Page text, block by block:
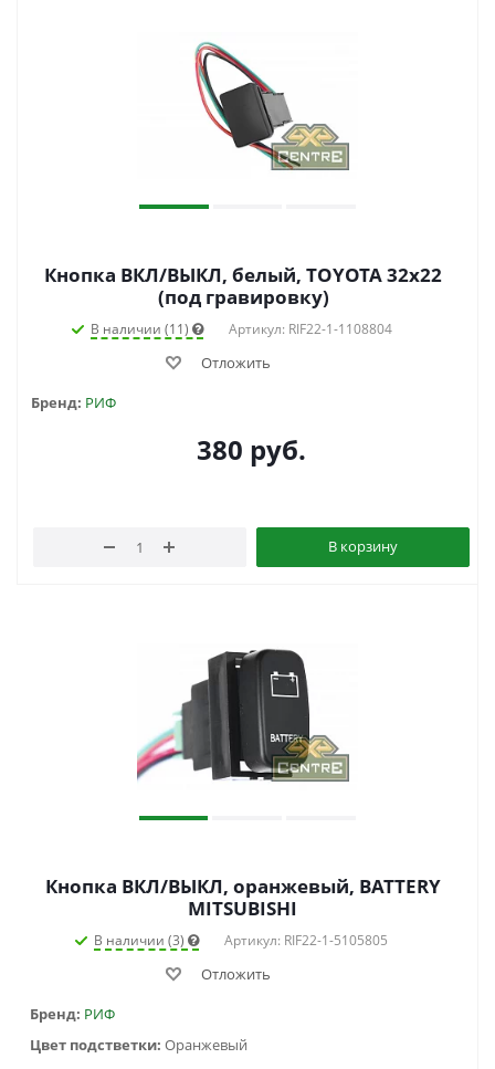
Кнопка ВКЛ/ВЫКЛ, белый, TOYOTA 32x22
(под гравировку)
В наличии (11) Артикул: RIF22-1-1108804
Отложить
Бренд: РИФ
380 руб.
В корзину
Кнопка ВКЛ/ВЫКЛ, оранжевый, BATTERY
MITSUBISHI
В наличии (3) Артикул: RIF22-1-5105805
Отложить
Бренд: РИФ
Цвет подстветки: Оранжевый